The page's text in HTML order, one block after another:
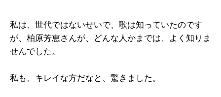
私は、世代ではないせいで、歌は知っていたのです
が、柏原芳恵さんが、どんな人かまでは、よく知りま
せんでした。
私も、キレイな方だなと、驚きました。